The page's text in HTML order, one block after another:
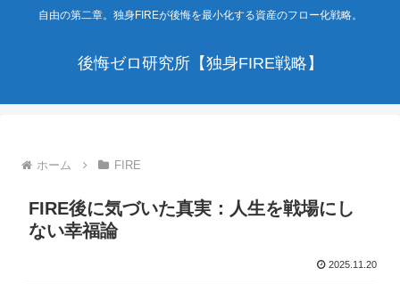
自由の第二章。独身FIREが後悔を最小化する資産のフロー化戦略。
後悔ゼロ研究所【独身FIRE戦略】
ホーム FIRE
FIRE後に気づいた真実：人生を戦場にし
ない幸福論
2025.11.20